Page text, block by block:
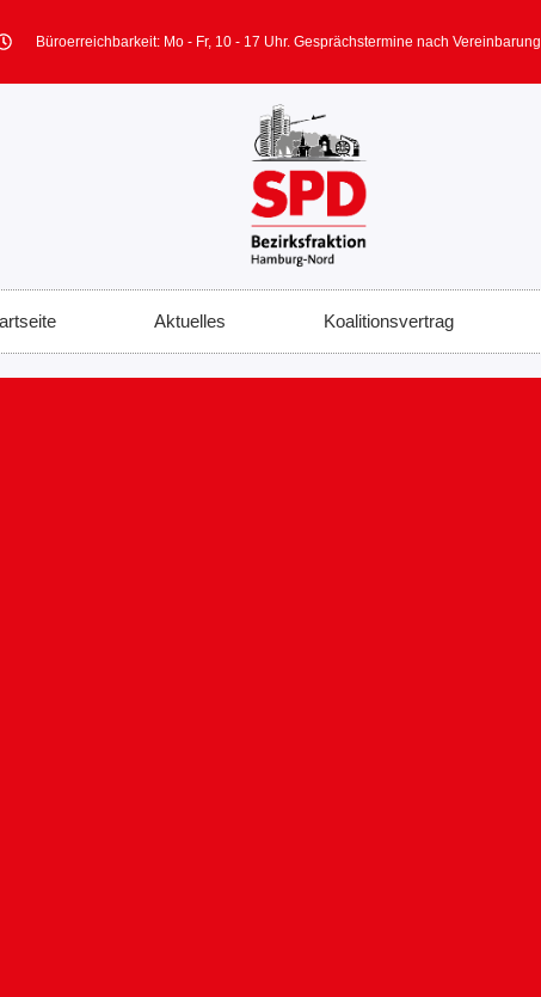
Büroerreichbarkeit: Mo - Fr, 10 - 17 Uhr. Gesprächstermine nach Vereinbarung
Aktuelles Koalitionsvertrag